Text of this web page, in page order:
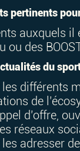
pertinents
auxquels
ou des
du
différents
de
d’offre,
réseaux
adresser